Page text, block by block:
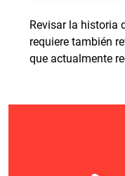
Revisar la historia
requiere también
que actualmente